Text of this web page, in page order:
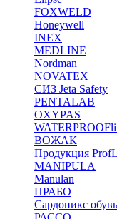
FOXWELD
Honeywell
INEX
MEDLINE
Nordman
NOVATEX
СИЗ Jeta Safety
PENTALAB
OXYPAS
ВОЖАК
Продукция
MANIPULA
Manulan
ПРАБО
Сардоникс обувь